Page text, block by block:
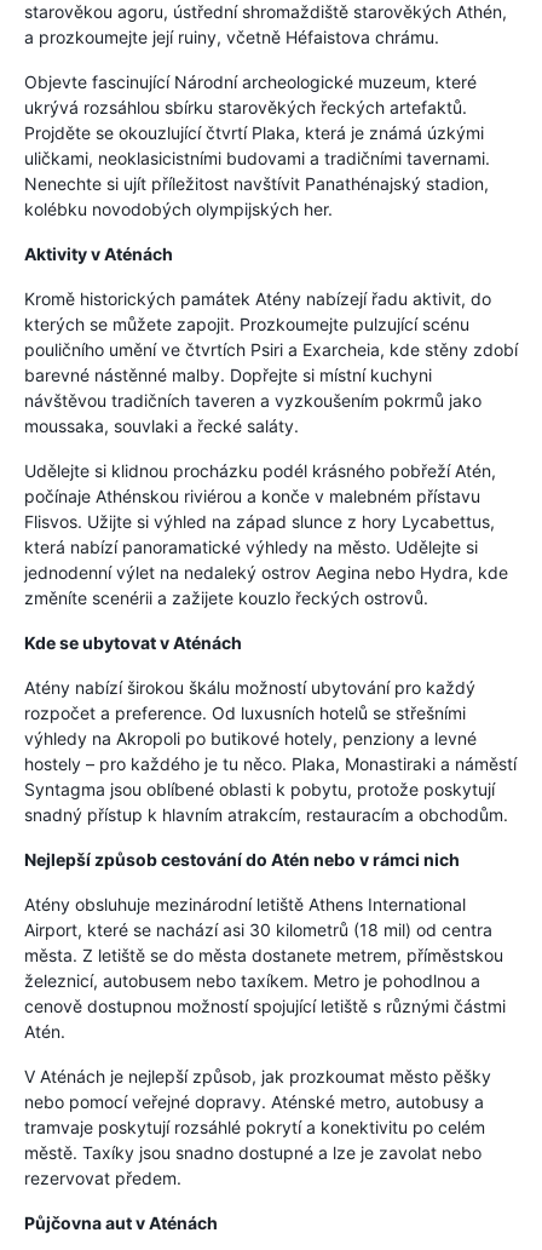
starověkou agoru, ústřední shromaždiště starověkých Athén,
a prozkoumejte její ruiny, včetně Héfaistova chrámu.
Objevte fascinující Národní archeologické muzeum, které
ukrývá rozsáhlou sbírku starověkých řeckých artefaktů.
Projděte se okouzlující čtvrtí Plaka, která je známá úzkými
uličkami, neoklasicistními budovami a tradičními tavernami.
Nenechte si ujít příležitost navštívit Panathénajský stadion,
kolébku novodobých olympijských her.
Aktivity v Aténách
Kromě historických památek Atény nabízejí řadu aktivit, do
kterých se můžete zapojit. Prozkoumejte pulzující scénu
pouličního umění ve čtvrtích Psiri a Exarcheia, kde stěny zdobí
barevné nástěnné malby. Dopřejte si místní kuchyni
návštěvou tradičních taveren a vyzkoušením pokrmů jako
moussaka, souvlaki a řecké saláty.
Udělejte si klidnou procházku podél krásného pobřeží Atén,
počínaje Athénskou riviérou a konče v malebném přístavu
Flisvos. Užijte si výhled na západ slunce z hory Lycabettus,
která nabízí panoramatické výhledy na město. Udělejte si
jednodenní výlet na nedaleký ostrov Aegina nebo Hydra, kde
změníte scenérii a zažijete kouzlo řeckých ostrovů.
Kde se ubytovat v Aténách
Atény nabízí širokou škálu možností ubytování pro každý
rozpočet a preference. Od luxusních hotelů se střešními
výhledy na Akropoli po butikové hotely, penziony a levné
hostely – pro každého je tu něco. Plaka, Monastiraki a náměstí
Syntagma jsou oblíbené oblasti k pobytu, protože poskytují
snadný přístup k hlavním atrakcím, restauracím a obchodům.
Nejlepší způsob cestování do Atén nebo v rámci nich
Atény obsluhuje mezinárodní letiště Athens International
Airport, které se nachází asi 30 kilometrů (18 mil) od centra
města. Z letiště se do města dostanete metrem, příměstskou
železnicí, autobusem nebo taxíkem. Metro je pohodlnou a
cenově dostupnou možností spojující letiště s různými částmi
Atén.
V Aténách je nejlepší způsob, jak prozkoumat město pěšky
nebo pomocí veřejné dopravy. Aténské metro, autobusy a
tramvaje poskytují rozsáhlé pokrytí a konektivitu po celém
městě. Taxíky jsou snadno dostupné a lze je zavolat nebo
rezervovat předem.
Půjčovna aut v Aténách